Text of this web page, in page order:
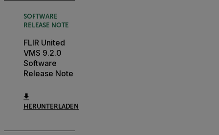
SOFTWARE
RELEASE NOTE
FLIR United
VMS 9.2.0
Software
Release Note
HERUNTERLADEN